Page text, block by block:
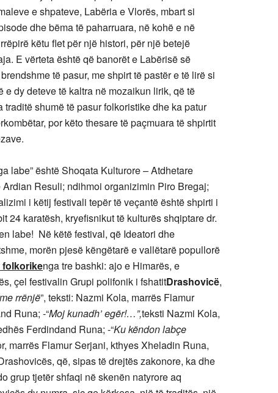
e shpateve, Labëria e Vlorës, mbart si
dhe bëma të paharruara, në kohë e në
këtu flet për një histori, për një betejë
E vërteta është që banorët e Labërisë së
të pasur, me shpirt të pastër e të lirë si
dy deteve të kaltra në mozaikun lirik, që të
shumë të pasur folkoristike dhe ka patur
por këto thesare të paçmuara të shpirtit
labe” është Shoqata Kulturore – Atdhetare
Resuli; ndihmoi organizimin Piro Bregaj;
i këtij festivali tepër të veçantë është shpirti i
24 karatësh, kryefisnikut të kulturës shqiptare dr.
labe! Në këtë festival, që Ideatori dhe
morën pjesë këngëtarë e vallëtarë popullorë
folkorikenga tre bashki: ajo e Himarës, e
çel festivalin Grupi polifonik i fshatitDrashovicë,
rrënjë”, teksti: Nazmi Kola, marrës Flamur
Runa; -“Moj kunadh’ egër!…”,teksti Nazmi Kola,
Ferdindand Runa; -“Ku këndon labçe
marrës Flamur Serjani, kthyes Xheladin Runa,
që, sipas të drejtës zakonore, ka dhe
grup tjetër shfaqi në skenën natyrore aq